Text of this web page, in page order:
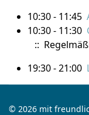
10:30 - 11:45
10:30 - 11:30
::
19:30 - 21:00
© 2026 mit